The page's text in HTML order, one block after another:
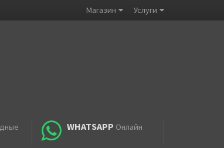
Магазин Услуги
WHATSAPP Онлайн